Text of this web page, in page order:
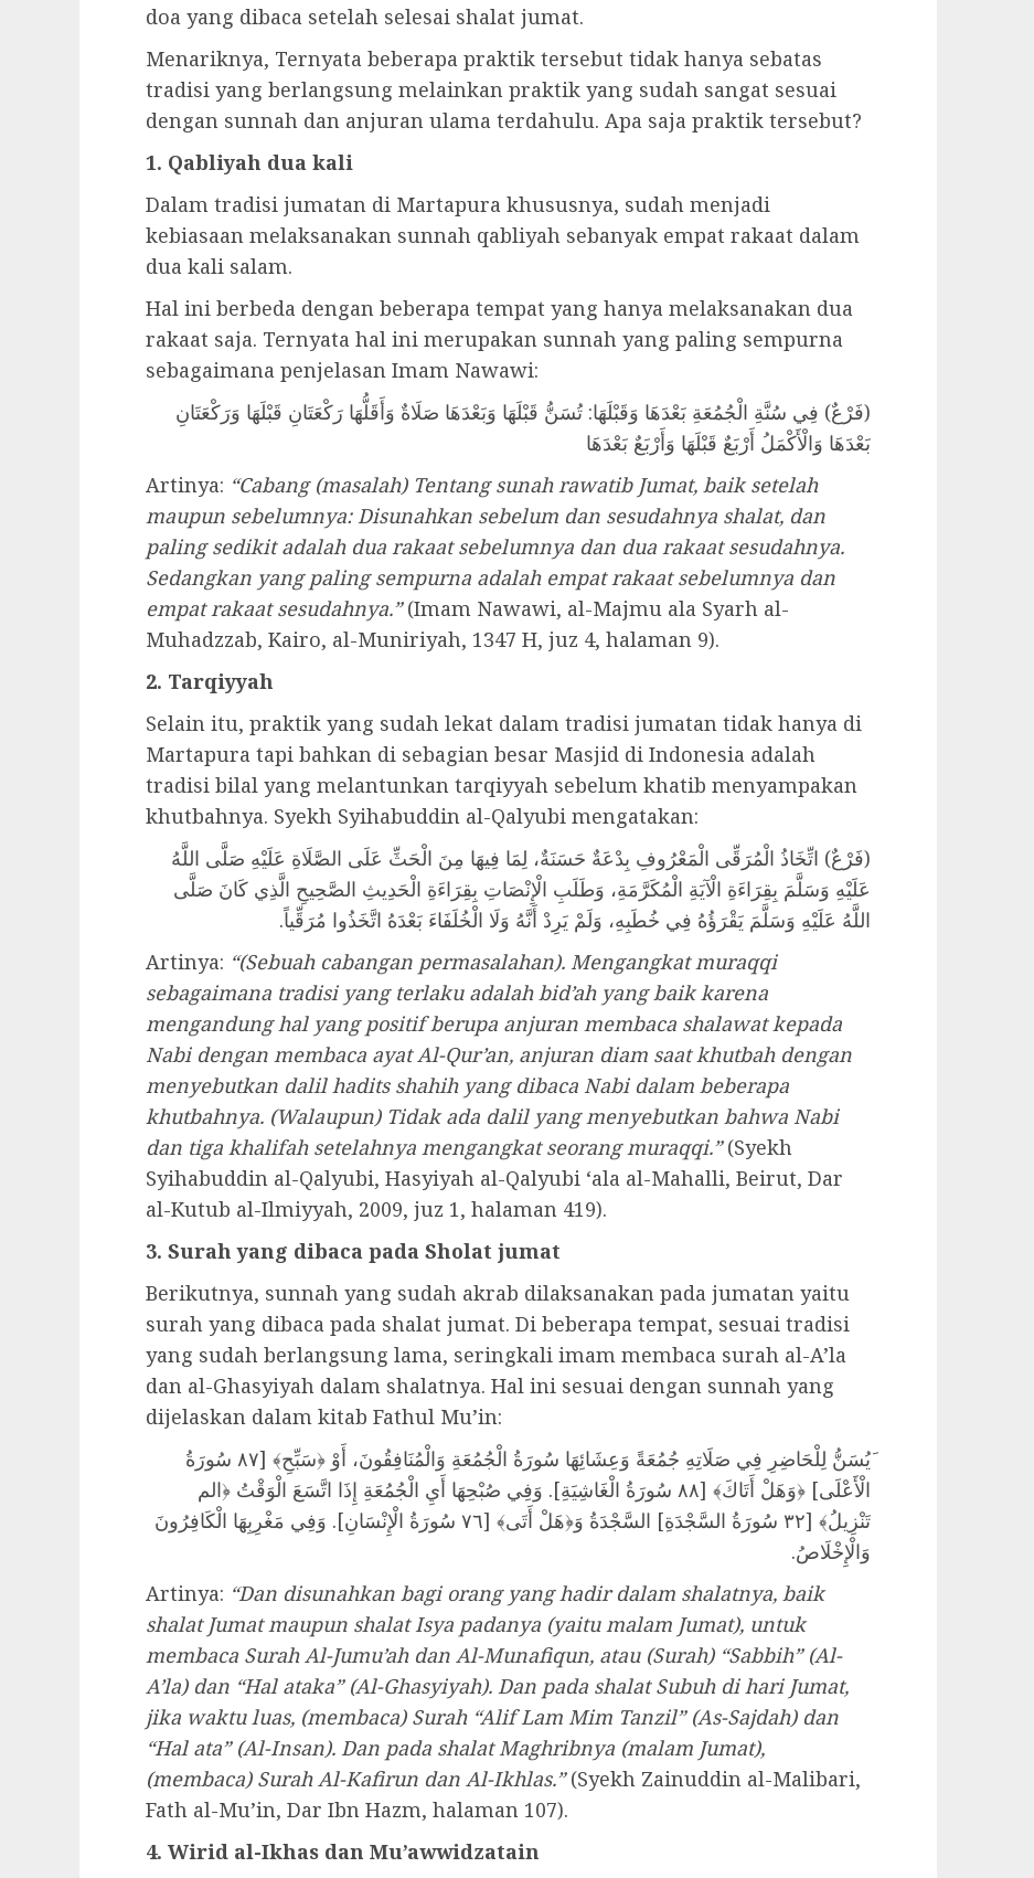
doa yang dibaca setelah selesai shalat jumat.
Menariknya, Ternyata beberapa praktik tersebut tidak hanya sebatas
tradisi yang berlangsung melainkan praktik yang sudah sangat sesuai
dengan sunnah dan anjuran ulama terdahulu. Apa saja praktik tersebut?
1. Qabliyah dua kali
Dalam tradisi jumatan di Martapura khususnya, sudah menjadi
kebiasaan melaksanakan sunnah qabliyah sebanyak empat rakaat dalam
dua kali salam.
Hal ini berbeda dengan beberapa tempat yang hanya melaksanakan dua
rakaat saja. Ternyata hal ini merupakan sunnah yang paling sempurna
sebagaimana penjelasan Imam Nawawi:
(فَرْعٌ) فِي سُنَّةِ الْجُمُعَةِ بَعْدَهَا وَقَبْلَهَا: تُسَنُّ قَبْلَهَا وَبَعْدَهَا صَلَاةٌ وَأَقَلُّهَا رَكْعَتَانِ قَبْلَهَا وَرَكْعَتَانِ
بَعْدَهَا وَالْأَكْمَلُ أَرْبَعٌ قَبْلَهَا وَأَرْبَعٌ بَعْدَهَا
Artinya: “Cabang (masalah) Tentang sunah rawatib Jumat, baik setelah
maupun sebelumnya: Disunahkan sebelum dan sesudahnya shalat, dan
paling sedikit adalah dua rakaat sebelumnya dan dua rakaat sesudahnya.
Sedangkan yang paling sempurna adalah empat rakaat sebelumnya dan
empat rakaat sesudahnya.”(Imam Nawawi, al-Majmu ala Syarh al-
Muhadzzab, Kairo, al-Muniriyah, 1347 H, juz 4, halaman 9).
2. Tarqiyyah
Selain itu, praktik yang sudah lekat dalam tradisi jumatan tidak hanya di
Martapura tapi bahkan di sebagian besar Masjid di Indonesia adalah
tradisi bilal yang melantunkan tarqiyyah sebelum khatib menyampakan
khutbahnya. Syekh Syihabuddin al-Qalyubi mengatakan:
(فَرْعٌ) اتِّخَاذُ الْمُرَقِّى الْمَعْرُوفِ بِدْعَةٌ حَسَنَةٌ، لِمَا فِيهَا مِنَ الْحَثِّ عَلَى الصَّلَاةِ عَلَيْهِ صَلَّى اللَّهُ
عَلَيْهِ وَسَلَّمَ بِقِرَاءَةِ الْآيَةِ الْمُكَرَّمَةِ، وَطَلَبِ الْإِنْصَاتِ بِقِرَاءَةِ الْحَدِيثِ الصَّحِيحِ الَّذِي كَانَ صَلَّى
اللَّهُ عَلَيْهِ وَسَلَّمَ يَقْرَؤُهُ فِي خُطَبِهِ، وَلَمْ يَرِدْ أَنَّهُ وَلَا الْخُلَفَاءَ بَعْدَهُ اتَّخَذُوا مُرَقِّياً.
Artinya: “(Sebuah cabangan permasalahan). Mengangkat muraqqi
sebagaimana tradisi yang terlaku adalah bid’ah yang baik karena
mengandung hal yang positif berupa anjuran membaca shalawat kepada
Nabi dengan membaca ayat Al-Qur’an, anjuran diam saat khutbah dengan
menyebutkan dalil hadits shahih yang dibaca Nabi dalam beberapa
khutbahnya. (Walaupun) Tidak ada dalil yang menyebutkan bahwa Nabi
dan tiga khalifah setelahnya mengangkat seorang muraqqi.”(Syekh
Syihabuddin al-Qalyubi, Hasyiyah al-Qalyubi ‘ala al-Mahalli, Beirut, Dar
al-Kutub al-Ilmiyyah, 2009, juz 1, halaman 419).
3. Surah yang dibaca pada Sholat jumat
Berikutnya, sunnah yang sudah akrab dilaksanakan pada jumatan yaitu
surah yang dibaca pada shalat jumat. Di beberapa tempat, sesuai tradisi
yang sudah berlangsung lama, seringkali imam membaca surah al-A’la
dan al-Ghasyiyah dalam shalatnya. Hal ini sesuai dengan sunnah yang
dijelaskan dalam kitab Fathul Mu’in:
َيُسَنُّ لِلْحَاضِرِ فِي صَلَاتِهِ جُمُعَةً وَعِشَائِهَا سُورَةُ الْجُمُعَةِ وَالْمُنَافِقُونَ، أَوْ ﴿سَبِّحِ﴾ [٨٧ سُورَةُ
الْأَعْلَى] ﴿وَهَلْ أَتَاكَ﴾ [٨٨ سُورَةُ الْغَاشِيَةِ]. وَفِي صُبْحِهَا أَيِ الْجُمُعَةِ إِذَا اتَّسَعَ الْوَقْتُ ﴿الم
تَنْزِيلُ﴾ [٣٢ سُورَةُ السَّجْدَةِ] السَّجْدَةُ وَ﴿هَلْ أَتَى﴾ [٧٦ سُورَةُ الْإِنْسَانِ]. وَفِي مَغْرِبِهَا الْكَافِرُونَ
وَالْإِخْلَاصُ.
Artinya: “Dan disunahkan bagi orang yang hadir dalam shalatnya, baik
shalat Jumat maupun shalat Isya padanya (yaitu malam Jumat), untuk
membaca Surah Al-Jumu’ah dan Al-Munafiqun, atau (Surah) “Sabbih” (Al-
A’la) dan “Hal ataka” (Al-Ghasyiyah). Dan pada shalat Subuh di hari Jumat,
jika waktu luas, (membaca) Surah “Alif Lam Mim Tanzil” (As-Sajdah) dan
“Hal ata” (Al-Insan). Dan pada shalat Maghribnya (malam Jumat),
(membaca) Surah Al-Kafirun dan Al-Ikhlas.”(Syekh Zainuddin al-Malibari,
Fath al-Mu’in, Dar Ibn Hazm, halaman 107).
4. Wirid al-Ikhas dan Mu’awwidzatain